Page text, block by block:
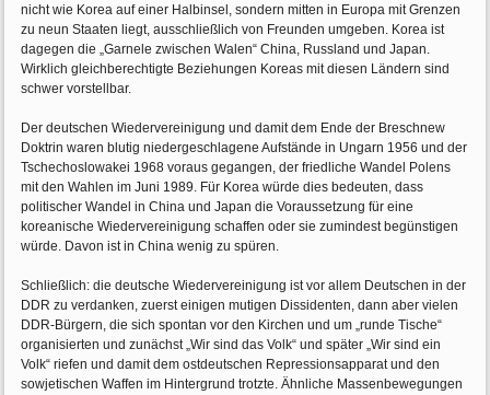
nicht wie Korea auf einer Halbinsel, sondern mitten in Europa mit Grenzen
zu neun Staaten liegt, ausschließlich von Freunden umgeben. Korea ist
dagegen die „Garnele zwischen Walen“ China, Russland und Japan.
Wirklich gleichberechtigte Beziehungen Koreas mit diesen Ländern sind
schwer vorstellbar.
Der deutschen Wiedervereinigung und damit dem Ende der Breschnew
Doktrin waren blutig niedergeschlagene Aufstände in Ungarn 1956 und der
Tschechoslowakei 1968 voraus gegangen, der friedliche Wandel Polens
mit den Wahlen im Juni 1989. Für Korea würde dies bedeuten, dass
politischer Wandel in China und Japan die Voraussetzung für eine
koreanische Wiedervereinigung schaffen oder sie zumindest begünstigen
würde. Davon ist in China wenig zu spüren.
Schließlich: die deutsche Wiedervereinigung ist vor allem Deutschen in der
DDR zu verdanken, zuerst einigen mutigen Dissidenten, dann aber vielen
DDR-Bürgern, die sich spontan vor den Kirchen und um „runde Tische“
organisierten und zunächst „Wir sind das Volk“ und später „Wir sind ein
Volk“ riefen und damit dem ostdeutschen Repressionsapparat und den
sowjetischen Waffen im Hintergrund trotzte. Ähnliche Massenbewegungen